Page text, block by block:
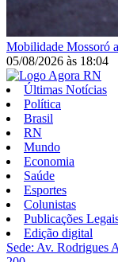
Mobilidade Mossoró
05/08/2026 às 18:04
Últimas Notícias
Política
Brasil
RN
Mundo
Economia
Saúde
Esportes
Colunistas
Publicações
Edição digital
Sede: Av. Rodrigues